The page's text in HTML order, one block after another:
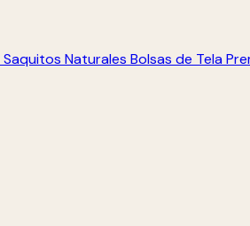
Saquitos Naturales Bolsas de Tela